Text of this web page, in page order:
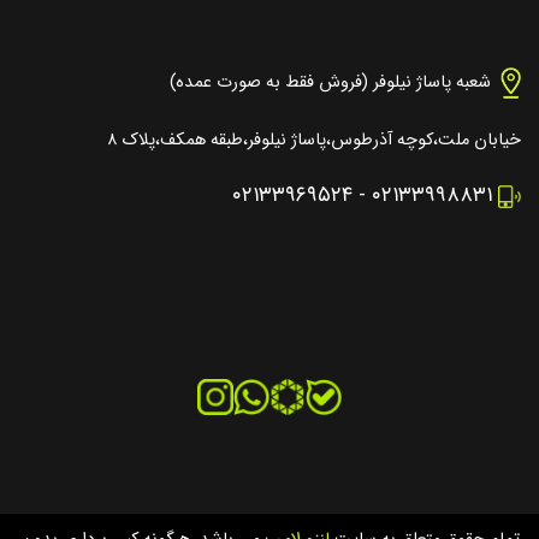
شعبه پاساژ نیلوفر (فروش فقط به صورت عمده)
خیابان ملت،کوچه آذرطوس،پاساژ نیلوفر،طبقه همکف،پلاک ۸
۰۲۱۳۳۹۹۸۸۳۱ - ۰۲۱۳۳۹۶۹۵۲۴